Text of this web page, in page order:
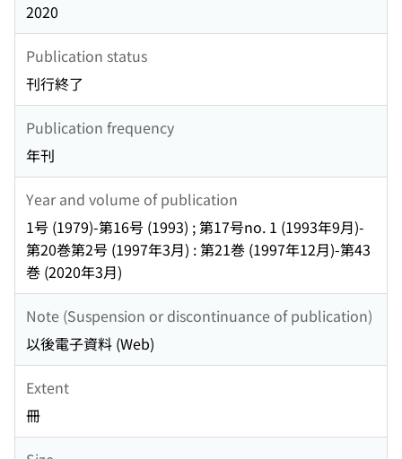
2020
Publication status
刊行終了
Publication frequency
年刊
Year and volume of publication
1号 (1979)-第16号 (1993) ; 第17号no. 1 (1993年9月)-
第20巻第2号 (1997年3月) : 第21巻 (1997年12月)-第43
巻 (2020年3月)
Note (Suspension or discontinuance of publication)
以後電子資料 (Web)
Extent
冊